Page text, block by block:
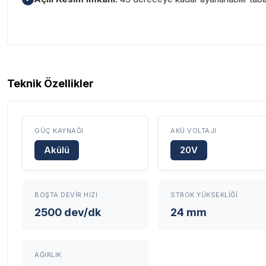
Tüm
Neden Güvenli?
Üretici Garantisi
Teknik Özellikler
GÜÇ KAYNAĞI
Akülü
AKÜ VOLTAJI
20V
BOŞTA DEVIR HIZI
2500 dev/dk
STROK YÜKSEKLIĞI
24 mm
AĞIRLIK